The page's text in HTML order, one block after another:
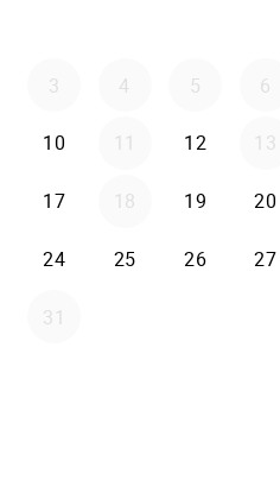
3 4 5 6
10 11 12 13
17 18 19 20
24 25 26 27
31